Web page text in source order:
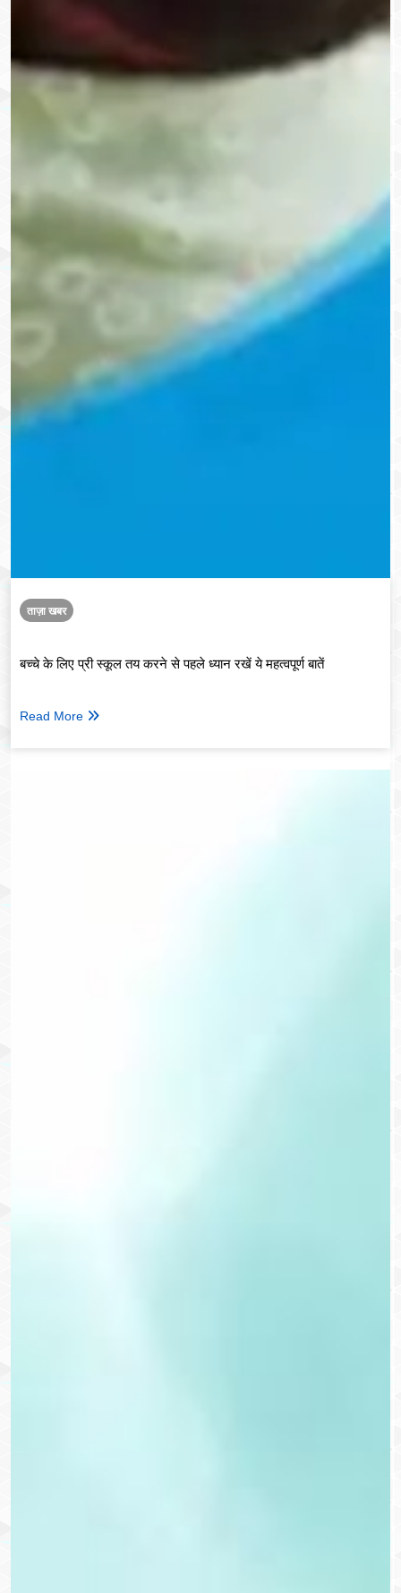
ताज़ा खबर
बच्चे के लिए प्री स्कूल तय करने से पहले ध्यान रखें ये महत्वपूर्ण बातें
Read More